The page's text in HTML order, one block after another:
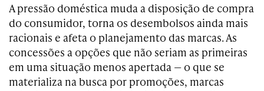
A pressão doméstica muda a disposição de compra
do consumidor, torna os desembolsos ainda mais
racionais e afeta o planejamento das marcas. As
concessões a opções que não seriam as primeiras
em uma situação menos apertada — o que se
materializa na busca por promoções, marcas